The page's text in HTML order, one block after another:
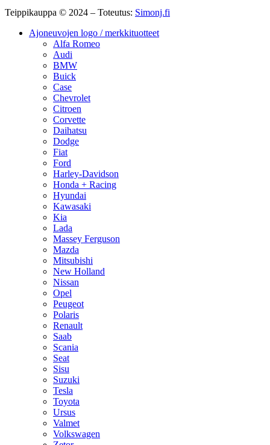
Teippikauppa © 2024 – Toteutus: Simonj.fi
Ajoneuvojen logo / merkkituotteet
Alfa Romeo
Audi
BMW
Buick
Case
Chevrolet
Citroen
Corvette
Daihatsu
Dodge
Fiat
Ford
Harley-Davidson
Honda + Racing
Hyundai
Kawasaki
Kia
Lada
Massey Ferguson
Mazda
Mitsubishi
New Holland
Nissan
Opel
Peugeot
Polaris
Renault
Saab
Scania
Seat
Sisu
Suzuki
Tesla
Toyota
Ursus
Valmet
Volkswagen